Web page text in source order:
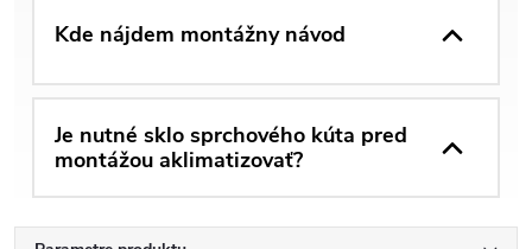
Kde nájdem montážny návod
Je nutné sklo sprchového kúta pred
montážou aklimatizovať?